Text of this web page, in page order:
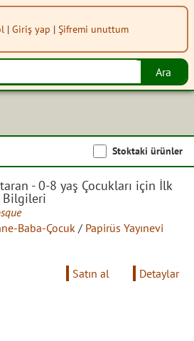
| Giriş yap | Şifremi unuttum
Stoktaki ürünler
- 0-8 yaş Çocukları için İlk
Bilgileri
Baba-Çocuk / Papirüs Yayınevi
Satın al Detaylar